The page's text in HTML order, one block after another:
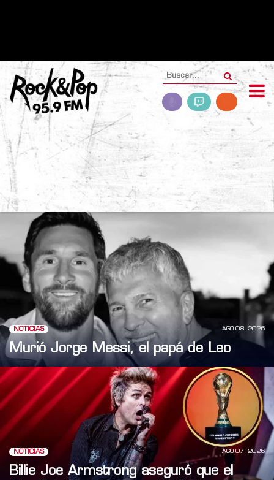
NOTICIAS AGO 08, 2026
Murió Jorge Messi, el papá de Leo
NOTICIAS AGO 07, 2026
Billie Joe Armstrong aseguró que el